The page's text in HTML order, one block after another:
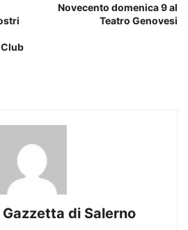
Novecento domenica 9 al
Teatro Genovesi
Gazzetta di Salerno